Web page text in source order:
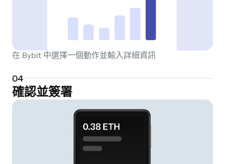
在 Bybit 中選擇一個動作並輸入詳細資訊
04
確認並簽署